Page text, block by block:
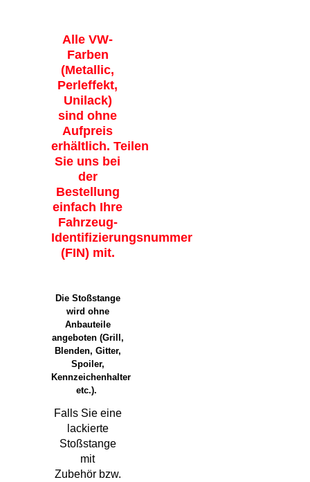
Alle VW-
Farben
(Metallic,
Perleffekt,
Unilack)
sind ohne
Aufpreis
erhältlich. Teilen
Sie uns bei
der
Bestellung
einfach Ihre
Fahrzeug-
Identifizierungsnummer
(FIN) mit.
Die Stoßstange
wird ohne
Anbauteile
angeboten (Grill,
Blenden, Gitter,
Spoiler,
Kennzeichenhalter
etc.).
Falls Sie eine
lackierte
Stoßstange
mit
Zubehör bzw.